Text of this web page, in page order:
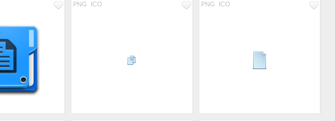
PNG ICO PNG ICO